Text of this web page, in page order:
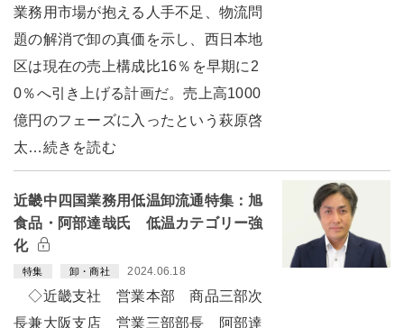
業務用市場が抱える人手不足、物流問
題の解消で卸の真価を示し、西日本地
区は現在の売上構成比16％を早期に2
0％へ引き上げる計画だ。売上高1000
億円のフェーズに入ったという萩原啓
太…続きを読む
近畿中四国業務用低温卸流通特集：旭
食品・阿部達哉氏 低温カテゴリー強
化
特集 卸・商社 2024.06.18
◇近畿支社 営業本部 商品三部次
長兼大阪支店 営業三部部長 阿部達